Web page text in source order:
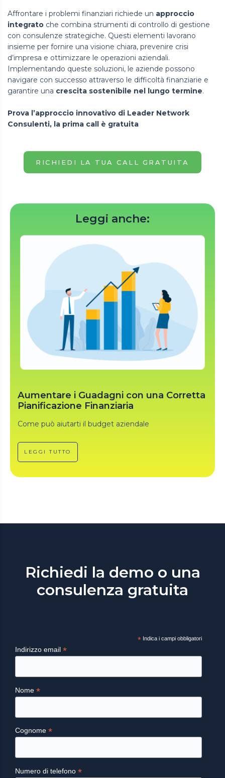
Affrontare i problemi finanziari richiede un approccio
integrato che combina strumenti di controllo di gestione
con consulenze strategiche. Questi elementi lavorano
insieme per fornire una visione chiara, prevenire crisi
d’impresa e ottimizzare le operazioni aziendali.
Implementando queste soluzioni, le aziende possono
navigare con successo attraverso le difficoltà finanziarie e
garantire una crescita sostenibile nel lungo termine.
Prova l’approccio innovativo di Leader Network
Consulenti, la prima call è gratuita
RICHIEDI LA TUA CALL GRATUITA
Leggi anche:
Aumentare i Guadagni con una Corretta
Pianificazione Finanziaria
Come può aiutarti il budget aziendale
LEGGI TUTTO
Richiedi la demo o una
consulenza gratuita
* Indica i campi obbligatori
Indirizzo email *
Nome *
Cognome *
Numero di telefono *